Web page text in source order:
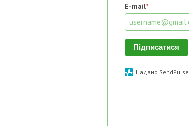
E-mail*
Підписатися
Надано SendPulse